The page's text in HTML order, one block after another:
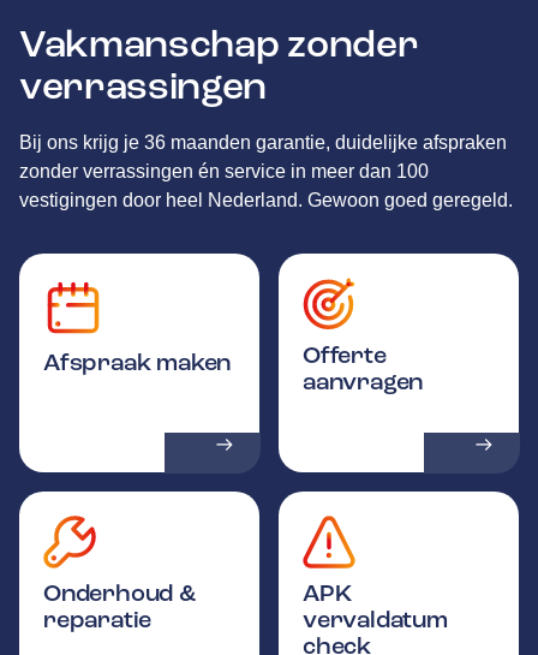
Vakmanschap zonder
verrassingen
Bij ons krijg je 36 maanden garantie, duidelijke afspraken
zonder verrassingen én service in meer dan 100
vestigingen door heel Nederland. Gewoon goed geregeld.
Afspraak maken
Offerte
aanvragen
Onderhoud &
reparatie
APK
vervaldatum
check